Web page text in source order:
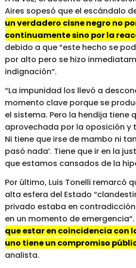
Aires sopesó que el escándalo
un verdadero cisne negro no
continuamente sino por la
debido a que “este hecho se
por alto pero se hizo
indignación”.
“La impunidad los llevó a
momento clave porque se
el sistema. Pero la hendija tiene
aprovechada por la oposición y
Ni tiene que irse de mambo ni
pasó nada’. Tiene que ir en la
que estamos cansados de la
Por último, Luis Tonelli remarcó
alta esfera del Estado
privado estaba en
en un momento de emergencia“.
que estar en coincidencia con
uno tiene un compromiso
analista.